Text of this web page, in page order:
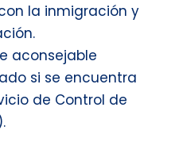
la inmigración y
aconsejable
si se encuentra
de Control de